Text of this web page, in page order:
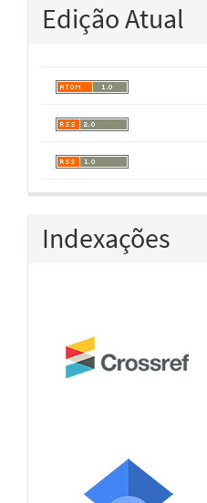
Edição Atual
Indexações